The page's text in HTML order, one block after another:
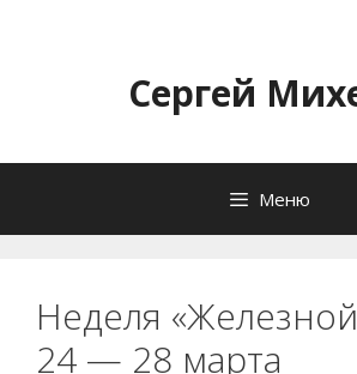
содержимомуСергей
Меню
Неделя
24 — 28 марта